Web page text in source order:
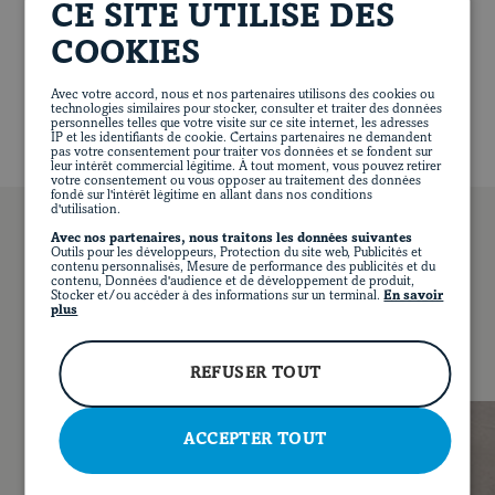
EN
FACEBOOKINSTAGRAMPINTEREST
centre de la viande indique 60 °C (140 °F), en
retournant les filets à mi-cuisson. Retirer les épices.
d’épaisseur. Napper de la sauce aux poires.
Accompagner d’haricots verts ou d’une salade
d’épinards.
Tièdes ou froids, en lanières ou en cubes, les filets de
porc restent tendres peu importe la façon dont on les
apprête. Essayez-les en sandwich avec du tzatziki.
571 calories 34 g de protéines
16 g de lipides
70 g de glucides
3 g de fibres
229 mg de sodium
VOUS POURRIEZ AUSSI AIMER…
CE SITE UTILISE DES
COOKIES
Avec votre accord, nous et nos partenaires utilisons des cookies ou
technologies similaires pour stocker, consulter et traiter des données
personnelles telles que votre visite sur ce site internet, les adresses
IP et les identifiants de cookie. Certains partenaires ne demandent
pas votre consentement pour traiter vos données et se fondent sur
leur intérêt commercial légitime. À tout moment, vous pouvez retirer
votre consentement ou vous opposer au traitement des données
fondé sur l'intérêt légitime en allant dans nos conditions
d'utilisation.
Avec nos partenaires, nous traitons les données suivantes
Outils pour les développeurs, Protection du site web, Publicités et
contenu personnalisés, Mesure de performance des publicités et du
contenu, Données d'audience et de développement de produit,
Stocker et/ou accéder à des informations sur un terminal. En savoir
plus
ACCEPTER TOUT
REFUSER TOUT